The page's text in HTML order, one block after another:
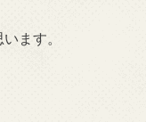
ます。